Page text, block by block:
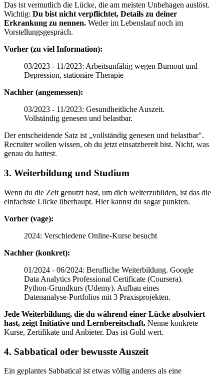
Das ist vermutlich die Lücke, die am meisten Unbehagen auslöst.
Wichtig: Du bist nicht verpflichtet, Details zu deiner
Erkrankung zu nennen. Weder im Lebenslauf noch im
Vorstellungsgespräch.
Vorher (zu viel Information):
03/2023 - 11/2023: Arbeitsunfähig wegen Burnout und
Depression, stationäre Therapie
Nachher (angemessen):
03/2023 - 11/2023: Gesundheitliche Auszeit.
Vollständig genesen und belastbar.
Der entscheidende Satz ist „vollständig genesen und belastbar".
Recruiter wollen wissen, ob du jetzt einsatzbereit bist. Nicht, was
genau du hattest.
3. Weiterbildung und Studium
Wenn du die Zeit genutzt hast, um dich weiterzubilden, ist das die
einfachste Lücke überhaupt. Hier kannst du sogar punkten.
Vorher (vage):
2024: Verschiedene Online-Kurse besucht
Nachher (konkret):
01/2024 - 06/2024: Berufliche Weiterbildung. Google
Data Analytics Professional Certificate (Coursera).
Python-Grundkurs (Udemy). Aufbau eines
Datenanalyse-Portfolios mit 3 Praxisprojekten.
Jede Weiterbildung, die du während einer Lücke absolviert
hast, zeigt Initiative und Lernbereitschaft. Nenne konkrete
Kurse, Zertifikate und Anbieter. Das ist Gold wert.
4. Sabbatical oder bewusste Auszeit
Ein geplantes Sabbatical ist etwas völlig anderes als eine